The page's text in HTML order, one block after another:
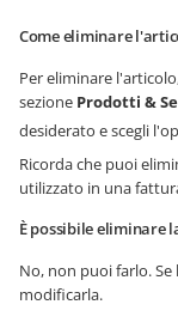
Come eliminare
Per eliminare
sezione Prodotti &
desiderato e scegli
Ricorda che puoi
utilizzato in una
È possibile eliminare
No, non puoi farlo.
modificarla.